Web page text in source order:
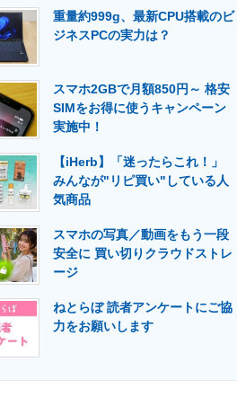
ィ マーケ×ITの今がよく分かる
援
ア 建設×テクノロジーの最前線
重量約999g、最新CPU搭載のビ
ジネスPCの実力は？
スマホ2GBで月額850円～ 格安
SIMをお得に使うキャンペーン
実施中！
【iHerb】「迷ったらこれ！」
みんなが"リピ買い"している人
気商品
スマホの写真／動画をもう一段
安全に 買い切りクラウドストレ
ージ
ねとらぼ 読者アンケートにご協
力をお願いします